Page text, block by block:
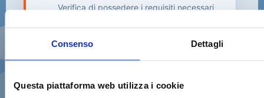
Consenso Dettagli
Questa piattaforma web utilizza i cookie
Verifica di possedere i requisiti necessari
✓ Confermo di avere una
reale esperienza
nella guida di scooter o motociclie di
sicurezza.